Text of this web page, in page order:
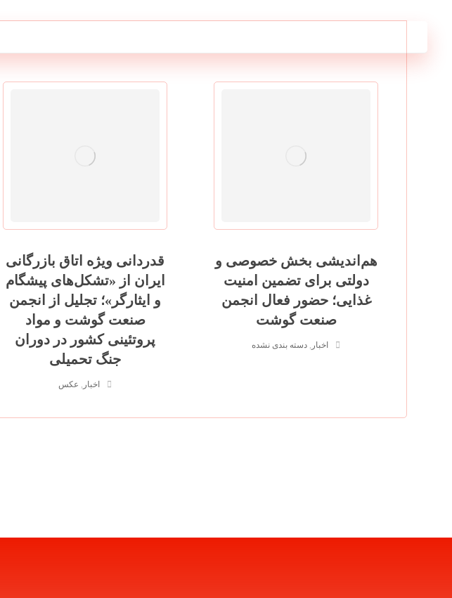
هم‌اندیشی بخش خصوصی و
دولتی برای تضمین امنیت
غذایی؛ حضور فعال انجمن
صنعت گوشت
اخبار دسته بندی نشده
قدردانی ویژه اتاق بازرگانی
ایران از «تشکل‌های پیشگام
و ایثارگر»؛ تجلیل از انجمن
صنعت گوشت و مواد
پروتئینی کشور در دوران
جنگ تحمیلی
اخبار عکس